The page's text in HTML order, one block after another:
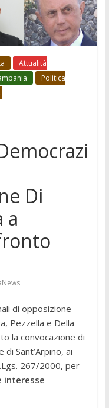
Attualità
Politica
Di
a
di opposizione
Pezzella e Della
la convocazione di
Sant’Arpino, ai
267/2000, per
interesse